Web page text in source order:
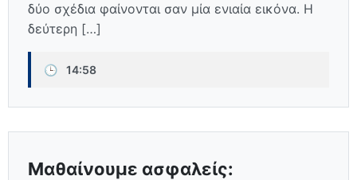
δύο σχέδια φαίνονται σαν μία ενιαία εικόνα. Η
δεύτερη […]
🕒 14:58
Μαθαίνουμε ασφαλείς: